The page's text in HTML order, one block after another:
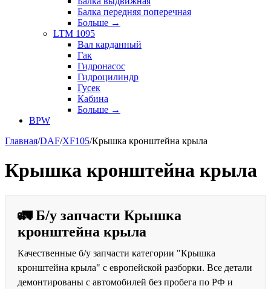
Балка передняя поперечная
Больше →
LTM 1095
Вал карданный
Гак
Гидронасос
Гидроцилиндр
Гусек
Кабина
Больше →
BPW
Главная/DAF/XF105/Крышка кронштейна крыла
Крышка кронштейна крыла
🚛 Б/у запчасти Крышка
кронштейна крыла
Качественные б/у запчасти категории "Крышка
кронштейна крыла" с европейской разборки. Все детали
демонтированы с автомобилей без пробега по РФ и